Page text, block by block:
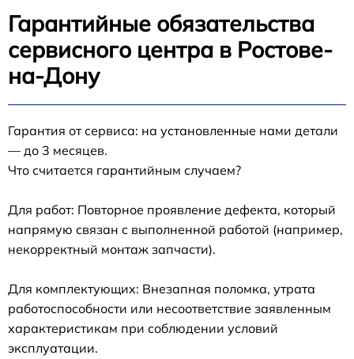
Гарантийные обязательства
сервисного центра в Ростове-
на-Дону
Гарантия от сервиса: на установленные нами детали
— до 3 месяцев.
Что считается гарантийным случаем?
Для работ: Повторное проявление дефекта, который
напрямую связан с выполненной работой (например,
некорректный монтаж запчасти).
Для комплектующих: Внезапная поломка, утрата
работоспособности или несоответствие заявленным
характеристикам при соблюдении условий
эксплуатации.